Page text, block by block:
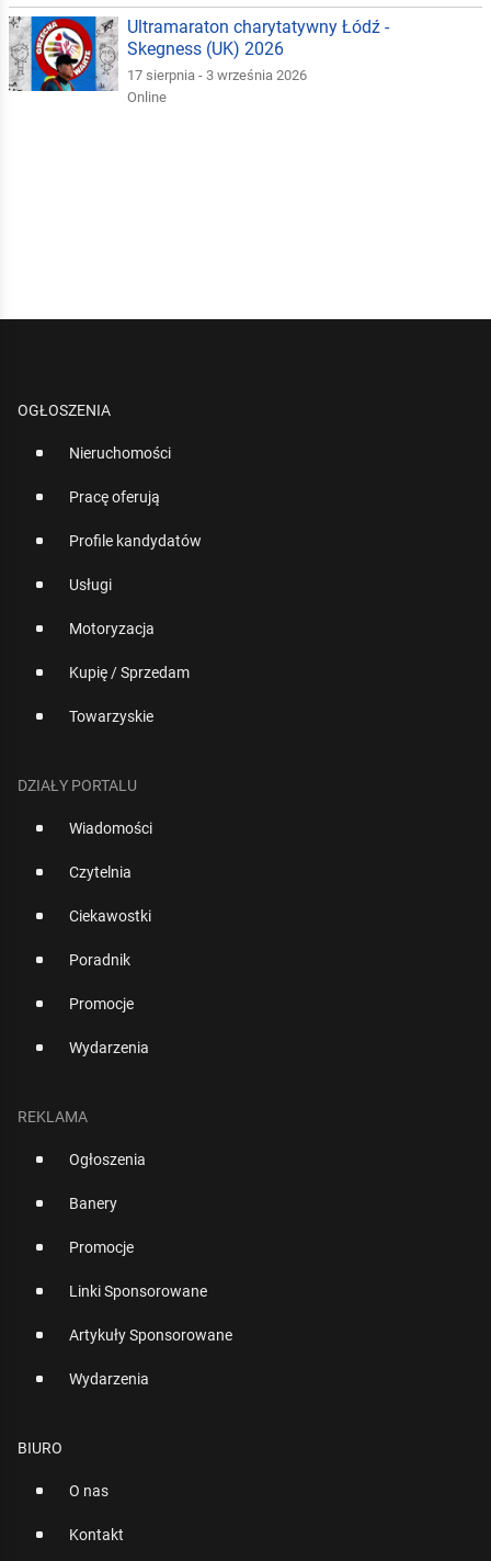
Ultramaraton charytatywny Łódź -
Skegness (UK) 2026
17 sierpnia - 3 września 2026
Online
OGŁOSZENIA
Nieruchomości
Pracę oferują
Profile kandydatów
Usługi
Motoryzacja
Kupię / Sprzedam
Towarzyskie
DZIAŁY PORTALU
Wiadomości
Czytelnia
Ciekawostki
Poradnik
Promocje
Wydarzenia
REKLAMA
Ogłoszenia
Banery
Promocje
Linki Sponsorowane
Artykuły Sponsorowane
Wydarzenia
BIURO
O nas
Kontakt